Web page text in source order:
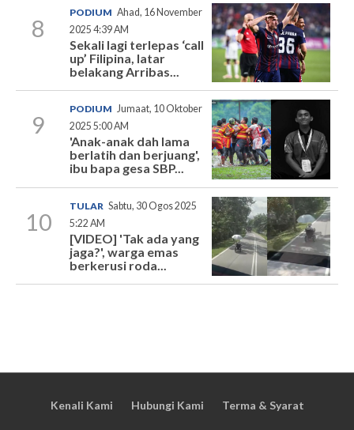
8
PODIUM Ahad, 16 November
2025 4:39 AM
Sekali lagi terlepas ‘call
up’ Filipina, latar
belakang Arribas...
9
PODIUM Jumaat, 10 Oktober
2025 5:00 AM
'Anak-anak dah lama
berlatih dan berjuang',
ibu bapa gesa SBP...
10
TULAR Sabtu, 30 Ogos 2025
5:22 AM
[VIDEO] 'Tak ada yang
jaga?', warga emas
berkerusi roda...
Kenali Kami Hubungi Kami Terma & Syarat